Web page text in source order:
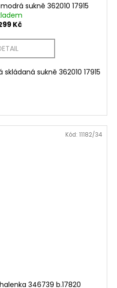
sukně 362010 17915
Kč
sukně 362010 17915
346739 b.17820
Kód: 11182/34